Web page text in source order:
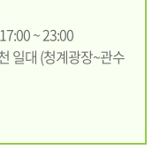
~ 23:00
일대 (청계광장~관수